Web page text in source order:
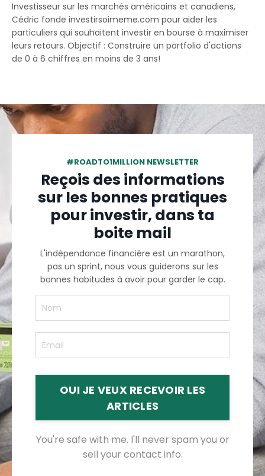
Investisseur sur les marchés américains et canadiens,
Cédric fonde investirsoimeme.com pour aider les
particuliers qui souhaitent investir en bourse à maximiser
leurs retours. Objectif : Construire un portfolio d'actions
de 0 à 6 chiffres en moins de 3 ans!
#ROADTO1MILLION NEWSLETTER
Reçois des informations
sur les bonnes pratiques
pour investir, dans ta
boite mail
L'indépendance financière est un marathon,
pas un sprint, nous vous guiderons sur les
bonnes habitudes à avoir pour garder le cap.
OUI JE VEUX RECEVOIR LES
ARTICLES
You're safe with me. I'll never spam you or
sell your contact info.